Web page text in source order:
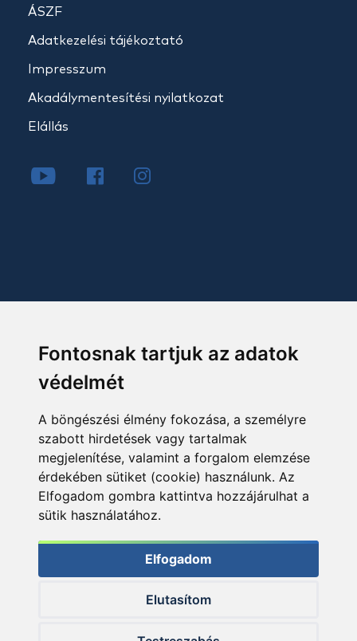
Fontosnak tartjuk az adatok
védelmét
A böngészési élmény fokozása, a személyre
szabott hirdetések vagy tartalmak
megjelenítése, valamint a forgalom elemzése
érdekében sütiket (cookie) használunk. Az
Elfogadom gombra kattintva hozzájárulhat a
sütik használatához.
Elfogadom
Elutasítom
ÁSZF
Adatkezelési tájékoztató
Impresszum
Akadálymentesítési nyilatkozat
Elállás